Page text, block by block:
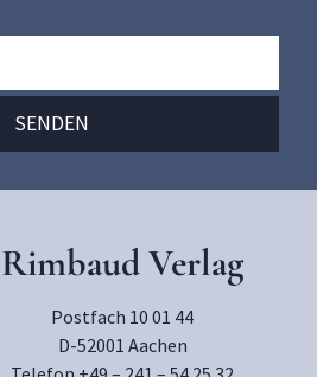
Rimbaud Verlag
Postfach 10 01 44
D-52001 Aachen